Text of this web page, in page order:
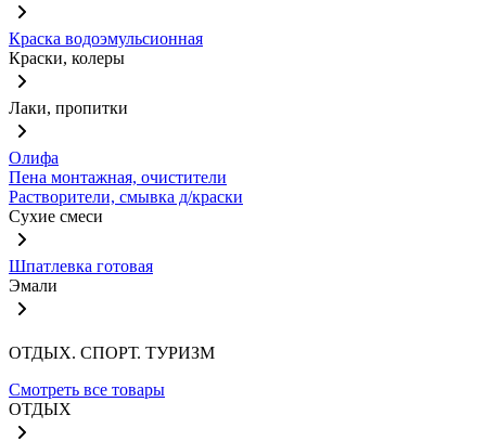
Краска водоэмульсионная
Краски, колеры
Лаки, пропитки
Олифа
Пена монтажная, очистители
Растворители, смывка д/краски
Сухие смеси
Шпатлевка готовая
Эмали
ОТДЫХ. СПОРТ. ТУРИЗМ
Смотреть все товары
ОТДЫХ